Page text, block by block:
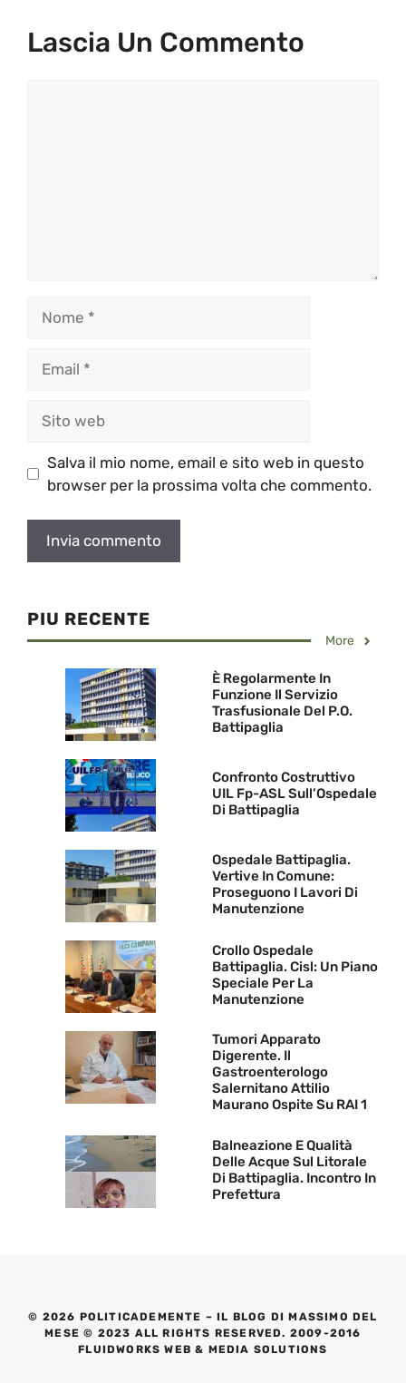
Lascia Un Commento
web
Salva il mio nome, email e sito web in questo
browser per la prossima volta che commento.
PIU RECENTE
More
È Regolarmente In
Funzione Il Servizio
Trasfusionale Del P.O.
Battipaglia
Confronto Costruttivo
UIL Fp-ASL Sull’Ospedale
Di Battipaglia
Ospedale Battipaglia.
Vertive In Comune:
Proseguono I Lavori Di
Manutenzione
Crollo Ospedale
Battipaglia. Cisl: Un Piano
Speciale Per La
Manutenzione
Tumori Apparato
Digerente. Il
Gastroenterologo
Salernitano Attilio
Maurano Ospite Su RAI 1
Balneazione E Qualità
Delle Acque Sul Litorale
Di Battipaglia. Incontro In
Prefettura
© 2026 POLITICADEMENTE – IL BLOG DI MASSIMO DEL
MESE © 2023 ALL RIGHTS RESERVED. 2009-2016
FLUIDWORKS WEB & MEDIA SOLUTIONS